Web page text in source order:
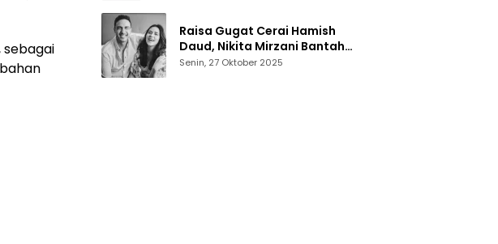
Raisa Gugat Cerai Hamish
Daud, Nikita Mirzani Bantah
Peras Reza Gladys
Senin, 27 Oktober 2025